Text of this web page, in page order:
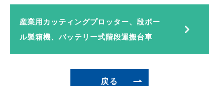
産業用カッティングプロッター、段ボー
ル製箱機、バッテリー式階段運搬台車
戻る